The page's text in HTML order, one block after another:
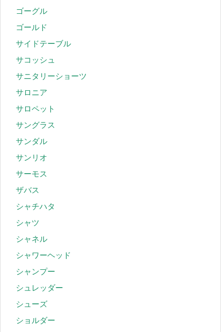
ゴーグル
ゴールド
サイドテーブル
サコッシュ
サニタリーショーツ
サロニア
サロペット
サングラス
サンダル
サンリオ
サーモス
ザバス
シャチハタ
シャツ
シャネル
シャワーヘッド
シャンプー
シュレッダー
シューズ
ショルダー